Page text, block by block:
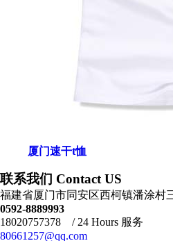
厦门速干t恤
联系我们 Contact US
福建省厦门市同安区西柯镇潘涂村
0592-8889993
18020757378 / 24 Hours 服务
80661257@qq.com